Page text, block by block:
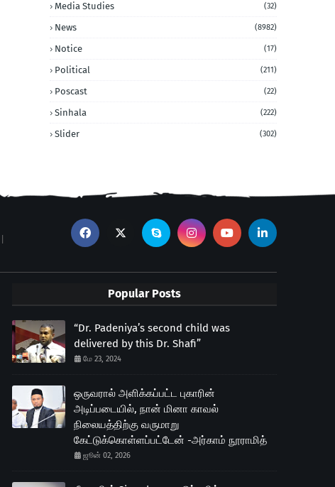
Media Studies (32)
News (8982)
Notice (17)
Political (211)
Poscast (22)
Sinhala (222)
Slider (302)
Popular Posts
“Dr. Padeniya’s second child was
delivered by this Dr. Shafi”
மே 23, 2024
ஒருவரால் அளிக்கப்பட்ட புகாரின்
அடிப்படையில், நான் மினா காவல்
நிலையத்திற்கு வருமாறு
கேட்டுக்கொள்ளப்பட்டேன் -அர்காம் நூராமித்
ஜூன் 02, 2026